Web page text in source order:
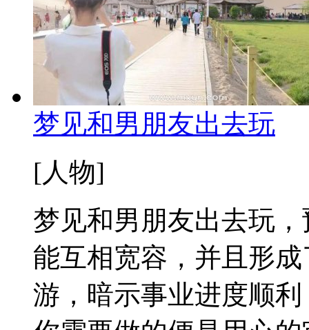
梦见和男朋友出去玩
[人物]
梦见和男朋友出去玩
能互相宽容，并且形
游，暗示事业进度顺